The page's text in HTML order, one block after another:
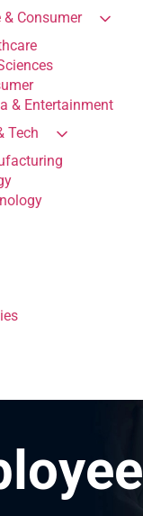
& Consumer
& Entertainment
Tech